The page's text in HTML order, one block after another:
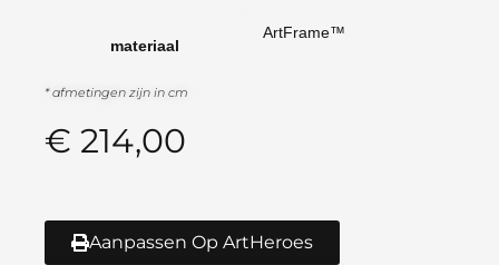
materiaal
ArtFrame™
* afmetingen zijn in cm
€ 214,00
Aanpassen Op ArtHeroes